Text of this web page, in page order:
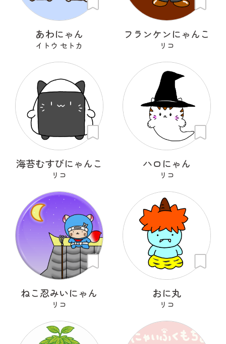
あわにゃん
イトウ セトカ
フランケンにゃんこ
リコ
海苔むすびにゃんこ
リコ
ハロにゃん
リコ
ねこ忍みいにゃん
リコ
おに丸
リコ